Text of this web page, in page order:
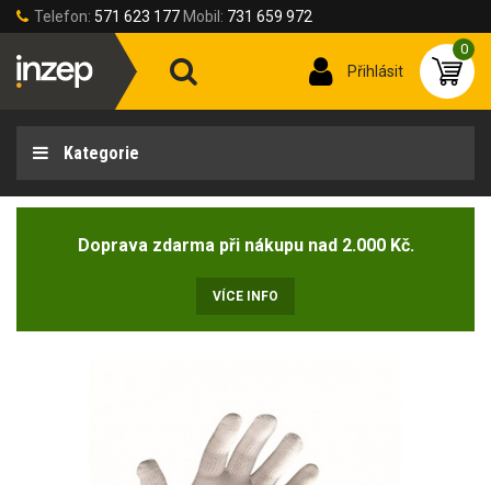
Telefon: 571 623 177 Mobil: 731 659 972
Přihlásit
0
Kategorie
Doprava zdarma při nákupu nad 2.000 Kč.
VÍCE INFO